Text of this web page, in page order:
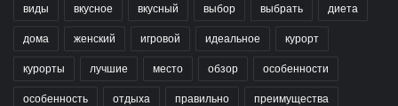
виды вкусное вкусный выбор выбрать диета
дома женский игровой идеальное курорт
курорты лучшие место обзор особенности
особенность отдыха правильно преимущества